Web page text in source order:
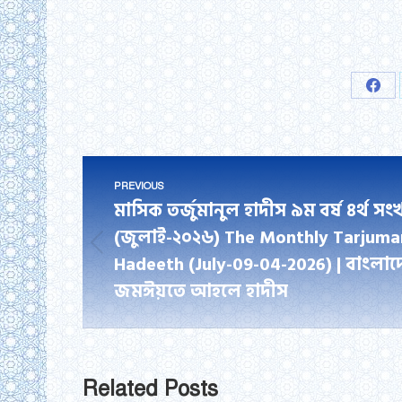
on
Post
navigation
PREVIOUS
Previous
post:
মাসিক তর্জুমানুল হাদীস ৯ম বর্ষ ৪র্থ
(জুলাই-২০২৬) The Monthly
Hadeeth (July-09-04-2026) |
জমঈয়তে আহলে হাদীস
Related Posts